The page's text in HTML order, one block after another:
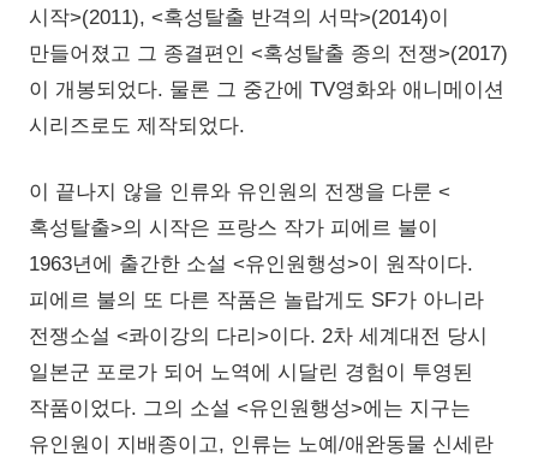
시작>(2011), <혹성탈출 반격의 서막>(2014)이
만들어졌고 그 종결편인 <혹성탈출 종의 전쟁>(2017)
이 개봉되었다. 물론 그 중간에 TV영화와 애니메이션
시리즈로도 제작되었다.
이 끝나지 않을 인류와 유인원의 전쟁을 다룬 <
혹성탈출>의 시작은 프랑스 작가 피에르 불이
1963년에 출간한 소설 <유인원행성>이 원작이다.
피에르 불의 또 다른 작품은 놀랍게도 SF가 아니라
전쟁소설 <콰이강의 다리>이다. 2차 세계대전 당시
일본군 포로가 되어 노역에 시달린 경험이 투영된
작품이었다. 그의 소설 <유인원행성>에는 지구는
유인원이 지배종이고, 인류는 노예/애완동물 신세란